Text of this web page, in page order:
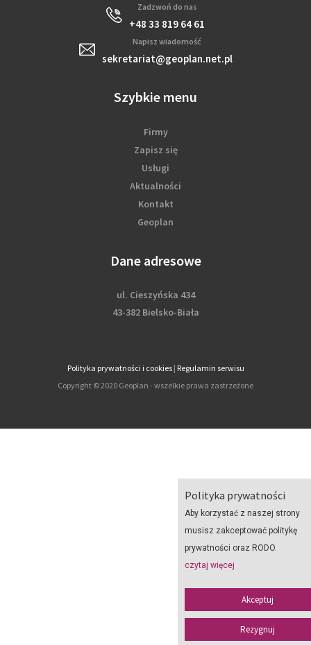
Polityka prywatności
Aby korzystać z naszej strony
musisz zakceptować politykę
prywatności oraz RODO.
czytaj więcej
Akceptuj
Rezygnuj
Zadzwoń do nas
+48 33 819 64 61
Napisz wiadomość
sekretariat@geoplan.net.pl
Szybkie menu
Firmy
Zapisz się
Usługi
Aktualności
Kontakt
Geoplan
Dane adresowe
ul. Cieszyńska 434
43-382 Bielsko-Biała
Polityka prywatności i cookies| Regulamin serwisu
Copyright © 2020 Geoplan - wszelkie prawa zastrzeżone